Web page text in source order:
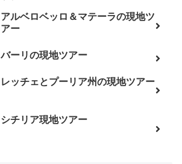
アルベロベッロ＆マテーラの現地ツ
アー
バーリの現地ツアー
レッチェとプーリア州の現地ツアー
シチリア現地ツアー